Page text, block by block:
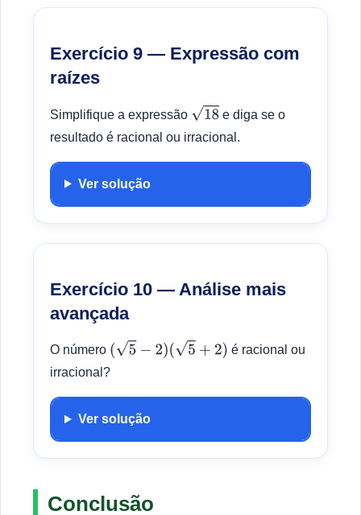
Exercício 9 — Expressão com
raízes
Simplifique a expressão 18
e diga se o
resultado é racional ou irracional.
Ver solução
Exercício 10 — Análise mais
avançada
O número (5− 2) (5 +2)
é racional ou
irracional?
Ver solução
Conclusão